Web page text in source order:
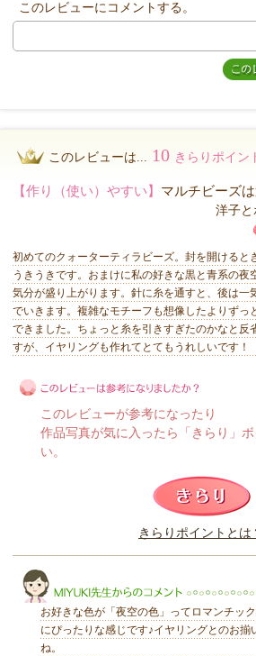
MIYUKI先生からのコメント
このレビューにコメントする。
このレビューは... 10 きらりポイン
【作り（使い）やすい】 マルチビーズは
洋子
初めてのクォーターティラビーズ。封を開けると
うきうきです。おまけに私の好きな黒と青系の夜
気分が盛り上がります。針に糸を通すと、後は一
でいきます。複雑なモチーフも想像したよりずっ
できました。ちょっと糸を引きすぎたのかなと反
すが、イヤリングも作れてとてもうれしいです！
このレビューは参考になりましたか？
このレビューが参考になったり
作品写真が気に入ったら「きらり」
い。
きらりポイントとは
お好きな色が「夜空の色」ってロマンチッ
にぴったりな感じです♪イヤリングとのお
ね。